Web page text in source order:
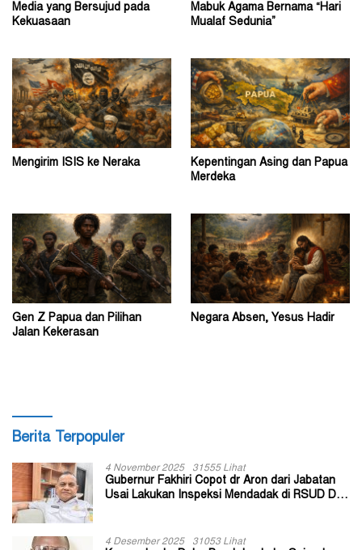
Media yang Bersujud pada
Kekuasaan
Mabuk Agama Bernama “Hari
Mualaf Sedunia”
Mengirim ISIS ke Neraka
Kepentingan Asing dan Papua
Merdeka
Gen Z Papua dan Pilihan
Jalan Kekerasan
Negara Absen, Yesus Hadir
Berita Terpopuler
4 November 2025 31555 Lihat
Gubernur Fakhiri Copot dr Aron dari Jabatan
Usai Lakukan Inspeksi Mendadak di RSUD Dok
4 Desember 2025 31053 Lihat